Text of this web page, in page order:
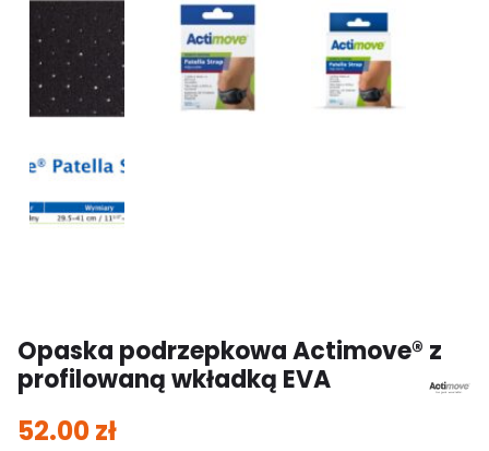
Opaska podrzepkowa Actimove® z
profilowaną wkładką EVA
52.00zł